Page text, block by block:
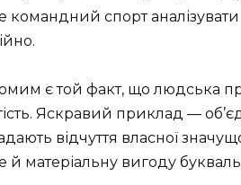
командний спорт аналізувати
є той факт, що людська
Яскравий приклад —
відчуття власної
й матеріальну вигоду